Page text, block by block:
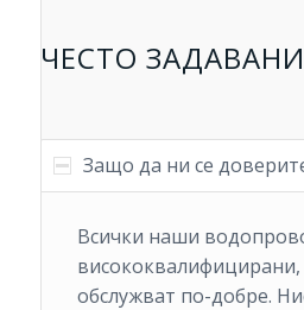
ЧЕСТО
Защо да ни се
Всички наши
висококвалифицирани,
обслужват по-добре.